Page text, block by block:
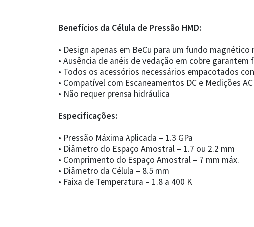
Benefícios da Célula de Pressão HMD:
• Design apenas em BeCu para um fundo magnético
• Ausência de anéis de vedação em cobre
• Todos os acessórios necessários empacotados
• Compatível com Escaneamentos DC e Medições AC
• Não requer prensa hidráulica
Especificações:
• Pressão Máxima Aplicada – 1.3 GPa
• Diâmetro do Espaço Amostral – 1.7 ou 2.2 mm
• Comprimento do Espaço Amostral – 7 mm máx.
• Diâmetro da Célula – 8.5 mm
• Faixa de Temperatura – 1.8 a 400 K